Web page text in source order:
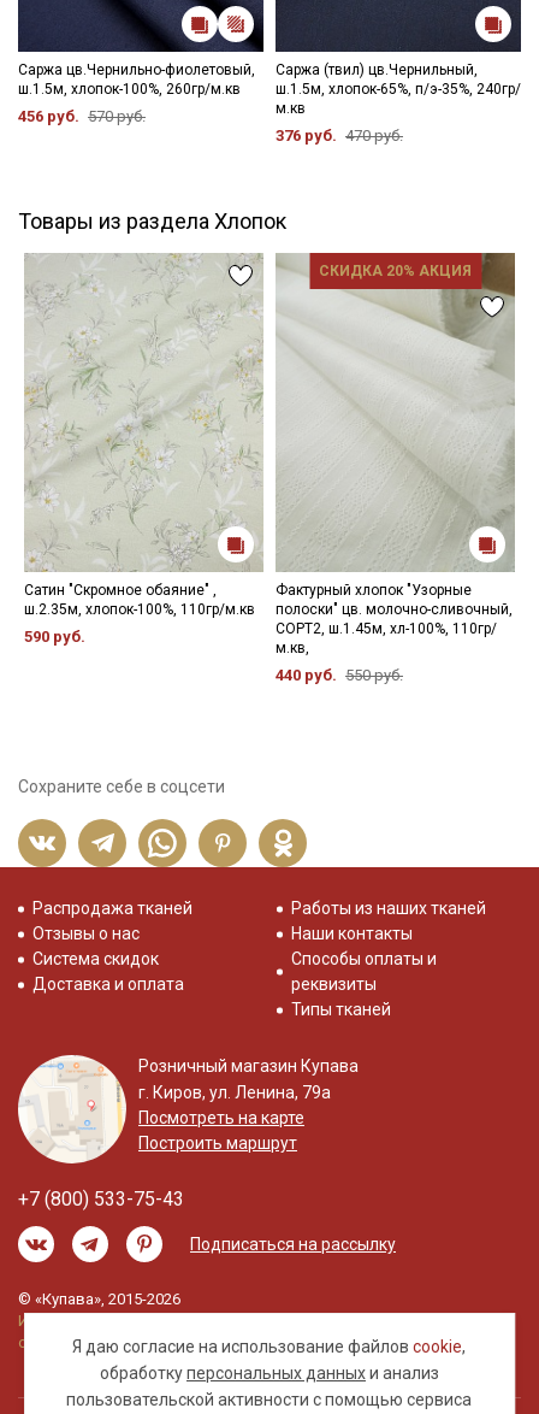
Саржа цв.Чернильно-фиолетовый,
ш.1.5м, хлопок-100%, 260гр/м.кв
456 руб. 570 руб.
Саржа (твил) цв.Чернильный,
ш.1.5м, хлопок-65%, п/э-35%, 240гр/
м.кв
376 руб. 470 руб.
Товары из раздела Хлопок
Сатин "Скромное обаяние" ,
ш.2.35м, хлопок-100%, 110гр/м.кв
590 руб.
СКИДКА 20% АКЦИЯ
Фактурный хлопок "Узорные
полоски" цв. молочно-сливочный,
СОРТ2, ш.1.45м, хл-100%, 110гр/
м.кв,
440 руб. 550 руб.
Сохраните себе в соцсети
Я даю согласие на использование файловcookie,
обработкуперсональных данныхи анализ
пользовательской активности с помощью сервиса
Распродажа тканей
Отзывы о нас
Система скидок
Доставка и оплата
Работы из наших тканей
Наши контакты
Способы оплаты и
реквизиты
Типы тканей
Розничный магазин Купава
г. Киров, ул. Ленина, 79а
Посмотреть на карте
Построить маршрут
+7 (800) 533-75-43
Подписаться на рассылку
© «Купава», 2015-2026
Информация на сайте не является публичной
офертой.